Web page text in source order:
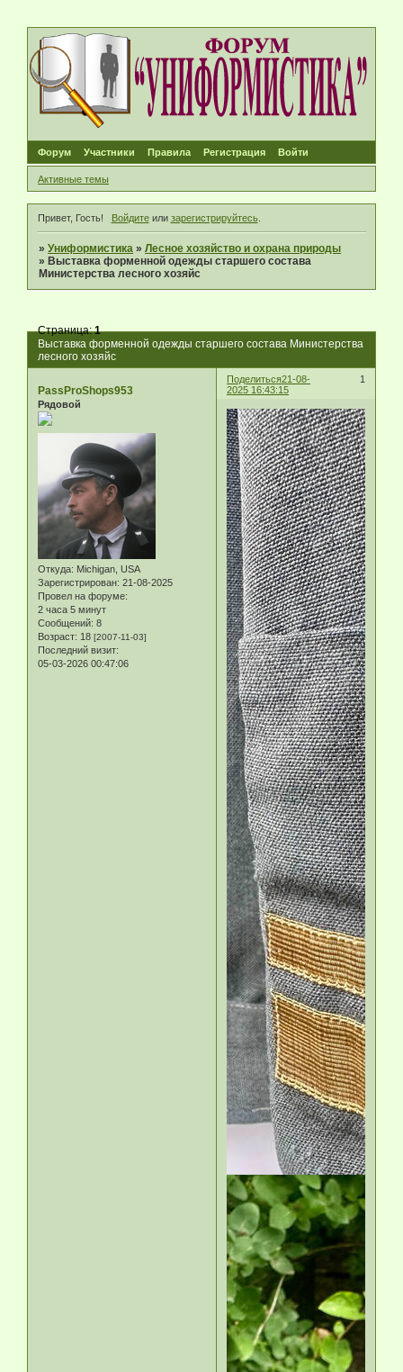
Форум Участники Правила Регистрация Войти
Активные темы
Привет, Гость! Войдитеили зарегистрируйтесь.
»Униформистика »Лесное хозяйство и охрана природы
» Выставка форменной одежды старшего состава
Министерства лесного хозяйс
Выставка форменной одежды старшего состава Министерства
лесного хозяйс
Страница:1
Поделиться 1
21-08-
2025 16:43:15
PassProShops953
Рядовой
Откуда: Michigan, USA
Зарегистрирован: 21-08-2025
Провел на форуме:
2 часа 5 минут
Сообщений: 8
Возраст: 18 [2007-11-03]
Последний визит:
05-03-2026 00:47:06